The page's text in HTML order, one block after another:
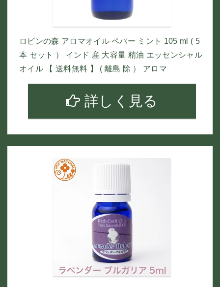
ロビンの森 アロマオイル ペパー ミント 105 ml ( 5
本 セット ） インド 産 大容量 精油 エッセンシャル
オイル 【 送料無料 】 ( 離島 除 ） アロマ
詳しく見る